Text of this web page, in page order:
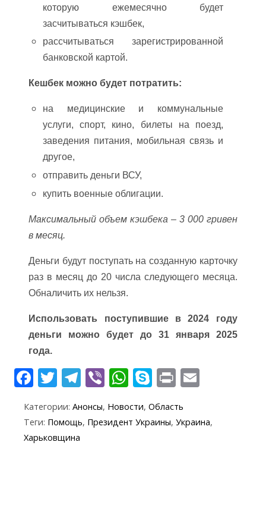
которую ежемесячно будет
засчитываться кэшбек,
рассчитываться зарегистрированной
банковской картой.
Кешбек можно будет потратить:
на медицинские и коммунальные
услуги, спорт, кино, билеты на поезд,
заведения питания, мобильная связь и
другое,
отправить деньги ВСУ,
купить военные облигации.
Максимальный объем кэшбека – 3 000 гривен
в месяц.
Деньги будут поступать на созданную карточку
раз в месяц до 20 числа следующего месяца.
Обналичить их нельзя.
Использовать поступившие в 2024 году
деньги можно будет до 31 января 2025
года.
F
e
b
T
itt
er
T
e
gr
Vi
er
W
at
S
k
y
Pr
t ai
Категории: Анонсы, Новости, Область
Теги: Помощь, Президент Украины, Украина,
Харьковщина